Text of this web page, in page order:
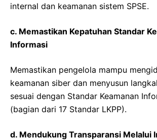
internal dan keamanan sistem SPSE.
c. Memastikan Kepatuhan Standar
Informasi
Memastikan pengelola mampu
keamanan siber dan menyusun
sesuai dengan Standar Keamanan
(bagian dari 17 Standar LKPP).
d. Mendukung Transparansi Melalui